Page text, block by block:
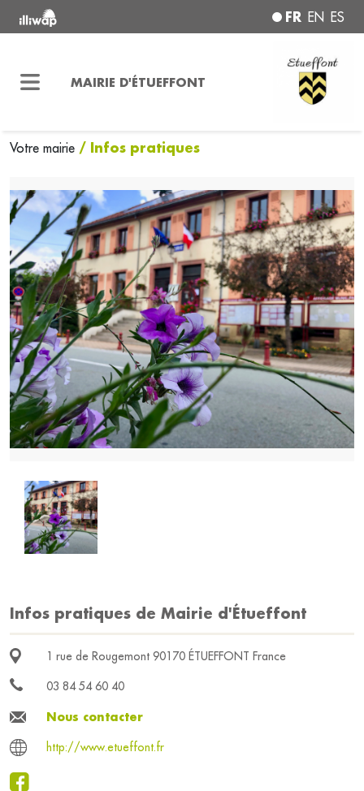
FR EN ES
MAIRIE D'ÉTUEFFONT
Votre mairie / Infos pratiques
Infos pratiques de Mairie d'Étueffont
1 rue de Rougemont 90170 ÉTUEFFONT France
03 84 54 60 40
Nous contacter
http://www.etueffont.fr